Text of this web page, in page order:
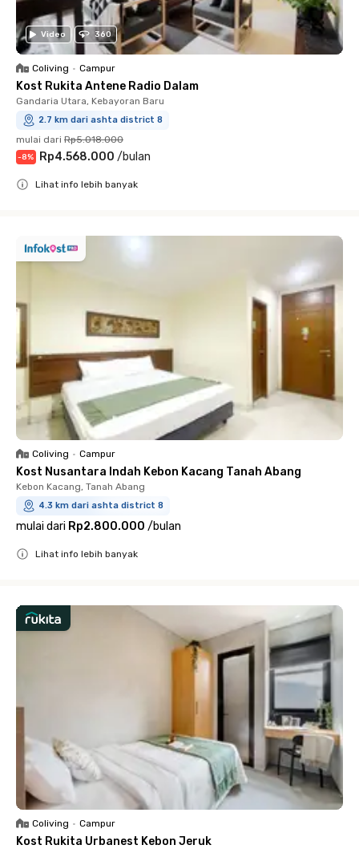
Video 360
Coliving • Campur
Kost Rukita Antene Radio Dalam
Gandaria Utara, Kebayoran Baru
2.7 km dari ashta district 8
mulai dari Rp5.018.000
-8% Rp4.568.000 /bulan
Lihat info lebih banyak
Coliving • Campur
Kost Nusantara Indah Kebon Kacang Tanah Abang
Kebon Kacang, Tanah Abang
4.3 km dari ashta district 8
mulai dari Rp2.800.000 /bulan
Lihat info lebih banyak
Coliving • Campur
Kost Rukita Urbanest Kebon Jeruk